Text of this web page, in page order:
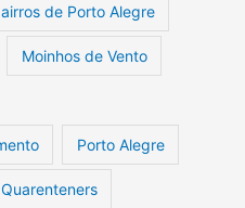
de Porto Alegre
Moinhos de Vento
Porto Alegre
Quarenteners